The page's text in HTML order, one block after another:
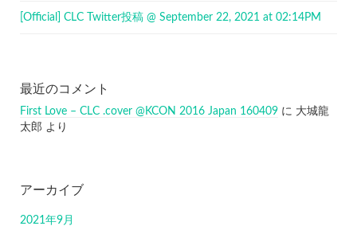
[Official] CLC Twitter投稿 @ September 22, 2021 at 02:14PM
最近のコメント
First Love – CLC .cover @KCON 2016 Japan 160409 に 大城龍
太郎 より
アーカイブ
2021年9月